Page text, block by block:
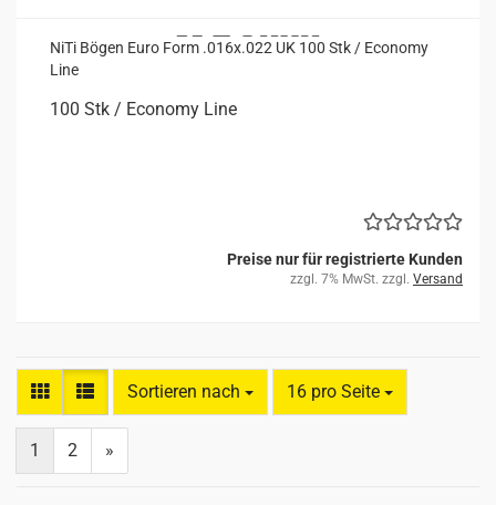
NiTi Bögen Euro Form .016x.022 UK 100 Stk / Eco­no­my
Line
100 Stk / Eco­no­my Line
Preise nur für registrierte Kunden
zzgl. 7% MwSt. zzgl. Versand
Sortieren nach
Sortieren nach 16 pro Seite
pro Seite
1 2 »